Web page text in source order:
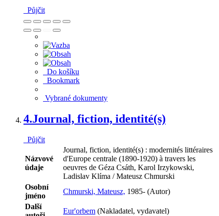
Půjčit
Do košíku
Bookmark
Vybrané dokumenty
4.Journal, fiction, identité(s)
Půjčit
Názvové
údaje
Journal, fiction, identité(s) : modernités littéraires
d'Europe centrale (1890-1920) à travers les
oeuvres de Géza Csáth, Karol Irzykowski,
Ladislav Klíma / Mateusz Chmurski
Osobní
jméno
Chmurski, Mateusz, 1985- (Autor)
Další
Eur'orbem (Nakladatel, vydavatel)